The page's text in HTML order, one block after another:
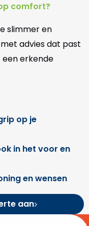
comfort?
slimmer en
advies dat past
een erkende
op je
in het voor en
en wensen
aan